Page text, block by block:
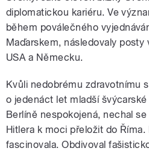
diplomatickou kariéru. Ve
během poválečného
Maďarskem, následovaly posty
USA a Německu.
Kvůli nedobrému zdravotnímu
o jedenáct let mladší
Berlíně nespokojená, nechal
Hitlera k moci přeložit do
fascinovala. Obdivoval